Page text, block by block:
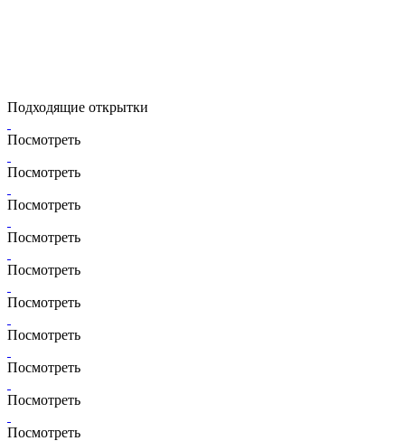
Подходящие открытки
Посмотреть
Посмотреть
Посмотреть
Посмотреть
Посмотреть
Посмотреть
Посмотреть
Посмотреть
Посмотреть
Посмотреть